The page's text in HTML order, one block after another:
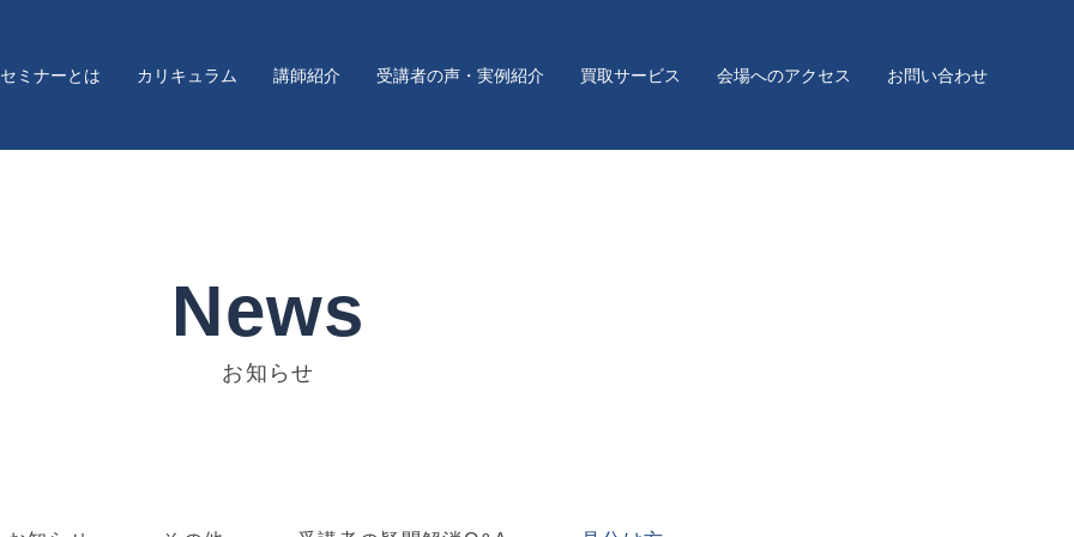
ミナーとは カリキュラム 講師紹介 受講者の声・実例紹介 買取サービス 会場へのアクセス お問い合わせ
News
お知らせ